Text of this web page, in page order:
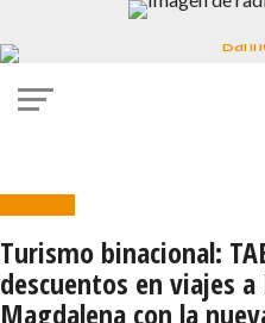
Turismo
Turismo binacional:
descuentos en viajes
Magdalena con la